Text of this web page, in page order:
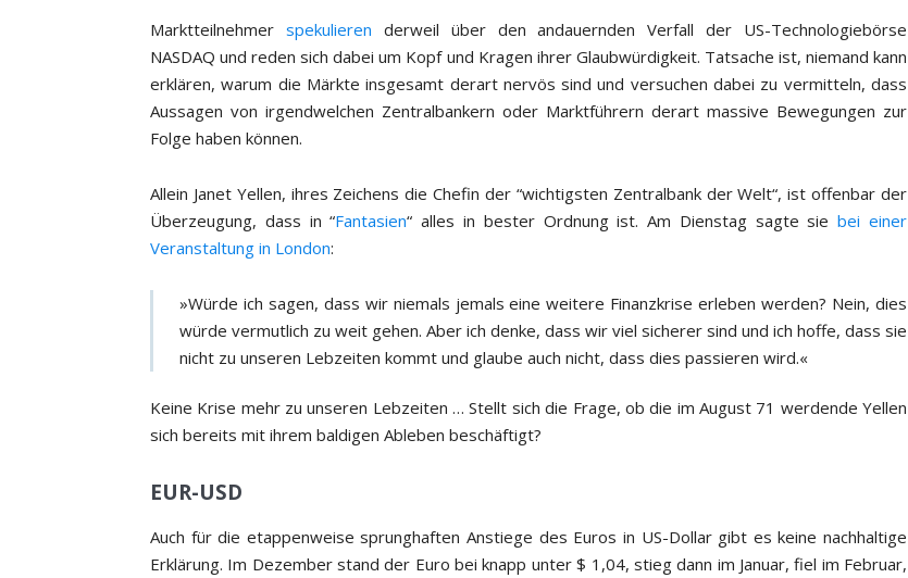
Marktteilnehmer spekulieren derweil über den andauernden Verfall der US-Technologiebörse
NASDAQ und reden sich dabei um Kopf und Kragen ihrer Glaubwürdigkeit. Tatsache ist, niemand kann
erklären, warum die Märkte insgesamt derart nervös sind und versuchen dabei zu vermitteln, dass
Aussagen von irgendwelchen Zentralbankern oder Marktführern derart massive Bewegungen zur
Folge haben können.
Allein Janet Yellen, ihres Zeichens die Chefin der “wichtigsten Zentralbank der Welt“, ist offenbar der
Überzeugung, dass in “Fantasien“ alles in bester Ordnung ist. Am Dienstag sagte siebei einer
Veranstaltung in London:
»Würde ich sagen, dass wir niemals jemals eine weitere Finanzkrise erleben werden? Nein, dies
würde vermutlich zu weit gehen. Aber ich denke, dass wir viel sicherer sind und ich hoffe, dass sie
nicht zu unseren Lebzeiten kommt und glaube auch nicht, dass dies passieren wird.«
Keine Krise mehr zu unseren Lebzeiten … Stellt sich die Frage, ob die im August 71 werdende Yellen
sich bereits mit ihrem baldigen Ableben beschäftigt?
EUR-USD
Auch für die etappenweise sprunghaften Anstiege des Euros in US-Dollar gibt es keine nachhaltige
Erklärung. Im Dezember stand der Euro bei knapp unter $ 1,04, stieg dann im Januar, fiel im Februar,